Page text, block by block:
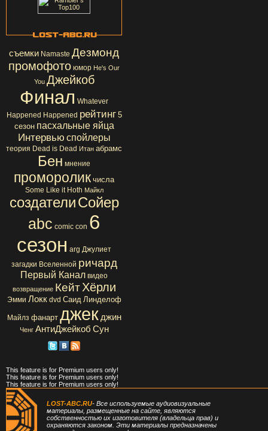
съемки Namaste Дезмонд
промофото юмор He's Our
You Джейкоб
Финал Whatever
Happened Happened рейтинг 5
сезон пасхальные яйца
Интервью спойлеры
теория Dead is Dead Итан абрамс
Бен мнение
проморолик числа
Some Like it Hoth Майкл
создателиСойер
abc comic con 6
сезон arg Джулиет
загадки Вселенной ричард
Первый Канал видео
возвращение Кейт Хёрли
Эмми Локк dvd Саид Линделоф
Майлз фанарт джек джин
Ченг АнтиДжейкоб Сун
This feature is for Premium users only!
This feature is for Premium users only!
This feature is for Premium users only!
LOST-ABC.RU- Все используемые аудиовизуальные
материалы, размещенные на сайте, являются
собственностью их изготовителя (владельца прав) и
охраняются законом. Эти материалы предназначены